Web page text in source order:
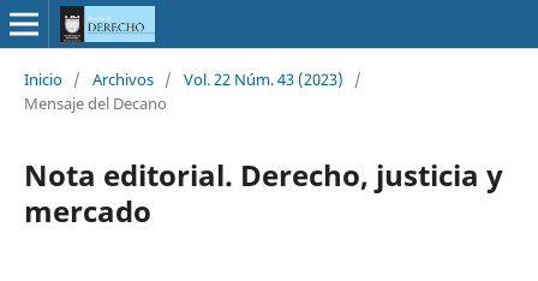
Inicio / Archivos / Vol. 22 Núm. 43 (2023)
/
Mensaje del Decano
Nota editorial. Derecho, justicia y
mercado